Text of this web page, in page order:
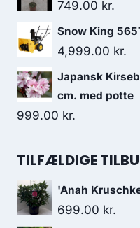
749.00 kr.
Snow King
4,999.00 kr.
Japansk
cm. med potte
999.00 kr.
TILFÆLDIGE
'Anah
699.00 kr.